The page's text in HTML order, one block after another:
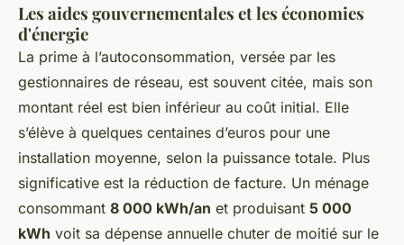
Les aides gouvernementales et les économies
d'énergie
La prime à l’autoconsommation, versée par les
gestionnaires de réseau, est souvent citée, mais son
montant réel est bien inférieur au coût initial. Elle
s’élève à quelques centaines d’euros pour une
installation moyenne, selon la puissance totale. Plus
significative est la réduction de facture. Un ménage
consommant 8 000 kWh/an et produisant 5 000
kWh voit sa dépense annuelle chuter de moitié sur le